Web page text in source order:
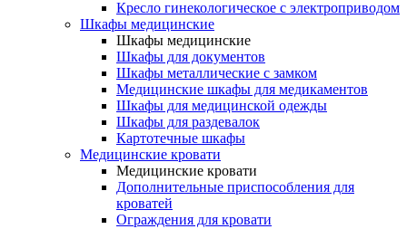
Кресло гинекологическое с электроприводом
Шкафы медицинские
Шкафы медицинские
Шкафы для документов
Шкафы металлические с замком
Медицинские шкафы для медикаментов
Шкафы для медицинской одежды
Шкафы для раздевалок
Картотечные шкафы
Медицинские кровати
Медицинские кровати
Дополнительные приспособления для
кроватей
Ограждения для кровати